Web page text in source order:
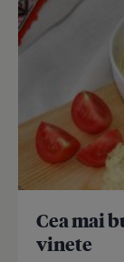
Cea mai
vinete